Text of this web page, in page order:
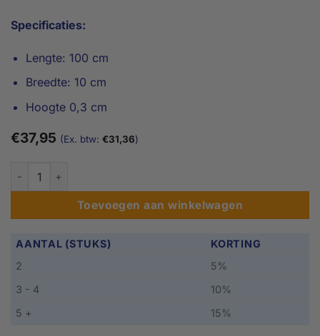
Specificaties:
Lengte: 100 cm
Breedte: 10 cm
Hoogte 0,3 cm
€37,95 (Ex. btw: €31,36)
0,3 x 10 x 100 cm Drempelvervanger, aluminium aantal
Toevoegen aan winkelwagen
AANTAL (STUKS)
KORTING
2
5%
3 - 4
10%
5 +
15%